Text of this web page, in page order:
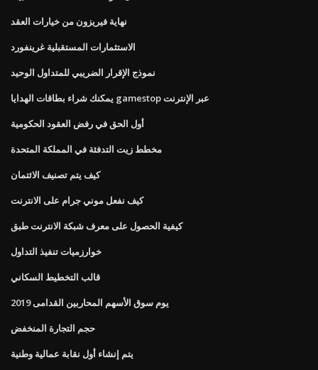
نهاية فيريزون من خيارات العقد
الاستثمارات المستقبلية غرينفورد
نموذج الإقرار الضريبي للمتداول الوحيد
يمكنك شراء بطاقات الهدايا gamestop عبر الإنترنت
أول الحق في رفض العقود الحكومية
مخطط زيت التدفئة في المملكة المتحدة
كيف يتم تصنيف الائتمان
كيف نفعل موني جرام على الانترنت
كيفية الحصول على معرف شبكة الانترنت طبق
خوارزميات تنفيذ التداول
قالب التخطيط السكاني
يوم سوق الأسهم المحاربين القدامى 2019
حجم التجارة المنخفض
يتم إنشاء أول نقابة عمالية وطنية